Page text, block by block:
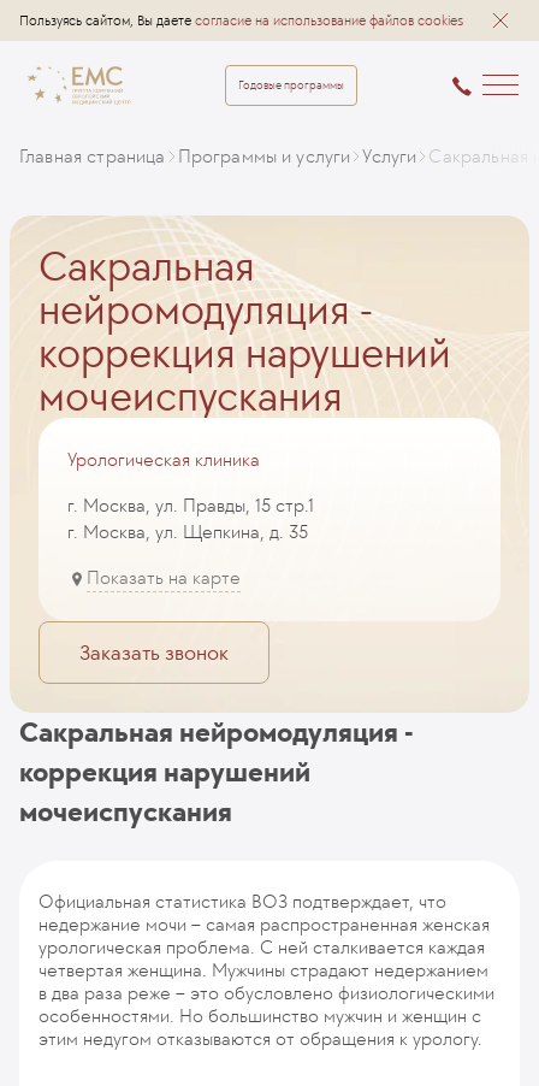
Пользуясь сайтом, Вы даете согласие на использование файлов cookies
Годовые программы
Главная страница Программы и услуги Услуги Сакральная
Сакральная
нейромодуляция -
коррекция нарушений
мочеиспускания
Урологическая клиника
г. Москва, ул. Правды, 15 стр.1
г. Москва, ул. Щепкина, д. 35
Показать на карте
Заказать звонок
Сакральная нейромодуляция -
коррекция нарушений
мочеиспускания
Официальная статистика ВОЗ подтверждает, что
недержание мочи – самая распространенная женская
урологическая проблема. С ней сталкивается каждая
четвертая женщина. Мужчины страдают недержанием
в два раза реже – это обусловлено физиологическими
особенностями. Но большинство мужчин и женщин с
этим недугом отказываются от обращения к урологу.